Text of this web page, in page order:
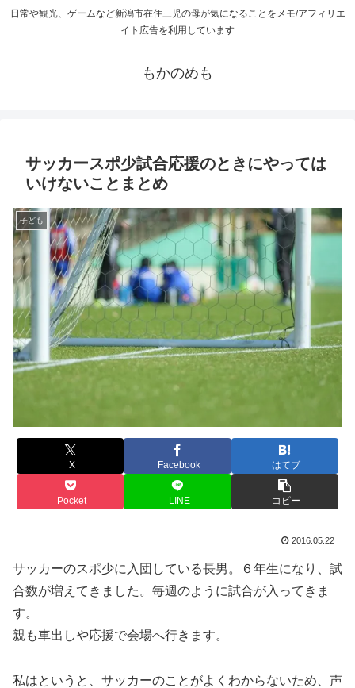
日常や観光、ゲームなど新潟市在住三児の母が気になることをメモ/アフィリエ
イト広告を利用しています
もかのめも
サッカースポ少試合応援のときにやっては
いけないことまとめ
子ども
X Facebook はてブ
Pocket LINE コピー
2016.05.22
サッカーのスポ少に入団している長男。６年生になり、試
合数が増えてきました。毎週のように試合が入ってきま
す。
親も車出しや応援で会場へ行きます。
私はというと、サッカーのことがよくわからないため、声